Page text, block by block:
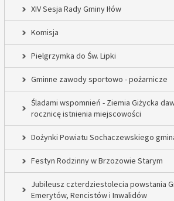
XIV Sesja Rady Gminy Iłów
Komisja
Pielgrzymka do Św. Lipki
Gminne zawody sportowo - pożarnicze
Śladami wspomnień - Ziemia Giżycka
rocznicę istnienia miejscowości
Dożynki Powiatu Sochaczewskiego
Festyn Rodzinny w Brzozowie Starym
Jubileusz czterdziestolecia powstania
Emerytów, Rencistów i Inwalidów